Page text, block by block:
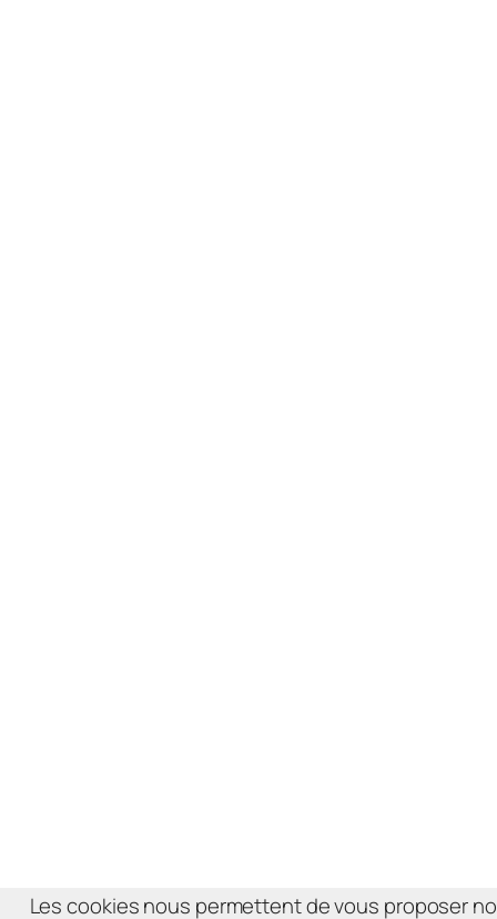
Les cookies nous permettent de vous proposer